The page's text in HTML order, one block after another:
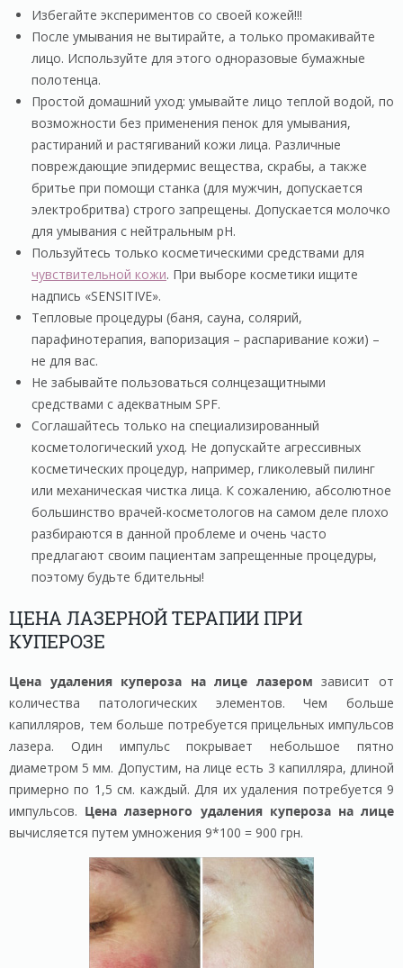
Избегайте экспериментов со своей кожей!!!
После умывания не вытирайте, а только промакивайте
лицо. Используйте для этого одноразовые бумажные
полотенца.
Простой домашний уход: умывайте лицо теплой водой, по
возможности без применения пенок для умывания,
растираний и растягиваний кожи лица. Различные
повреждающие эпидермис вещества, скрабы, а также
бритье при помощи станка (для мужчин, допускается
электробритва) строго запрещены. Допускается молочко
для умывания с нейтральным рН.
Пользуйтесь только косметическими средствами для
чувствительной кожи. При выборе косметики ищите
надпись «SENSITIVE».
Тепловые процедуры (баня, сауна, солярий,
парафинотерапия, вапоризация – распаривание кожи) –
не для вас.
Не забывайте пользоваться солнцезащитными
средствами с адекватным SPF.
Соглашайтесь только на специализированный
косметологический уход. Не допускайте агрессивных
косметических процедур, например, гликолевый пилинг
или механическая чистка лица. К сожалению, абсолютное
большинство врачей-косметологов на самом деле плохо
разбираются в данной проблеме и очень часто
предлагают своим пациентам запрещенные процедуры,
поэтому будьте бдительны!
ЦЕНА ЛАЗЕРНОЙ ТЕРАПИИ ПРИ
КУПЕРОЗЕ
Цена удаления купероза на лице лазеромзависит от
количества патологических элементов. Чем больше
капилляров, тем больше потребуется прицельных импульсов
лазера. Один импульс покрывает небольшое пятно
диаметром 5 мм. Допустим, на лице есть 3 капилляра, длиной
примерно по 1,5 см. каждый. Для их удаления потребуется 9
импульсов. Цена лазерного удаления купероза на лице
вычисляется путем умножения 9*100 = 900 грн.